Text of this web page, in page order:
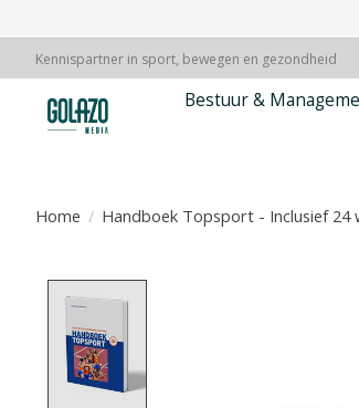
Kennispartner in sport, bewegen en gezondheid
Bestuur &
Home / Handboek Topsport - Inclusief 24